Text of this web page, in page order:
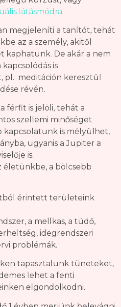
látásmódra.
megjeleníti a tanítót, tehát
az a személy, akitől
kaphatunk. De akár a nem
is
pl. meditáción keresztül
révén.
férfit is jelöli, tehát a
szellemi minőséget
kapcsolatunk is mélyülhet,
ugyanis a Jupiter a
is.
életünkbe, a bölcsebb
érintett területeink
a mellkas, a tüdő,
idegrendszeri
problémák.
tapasztalunk tüneteket,
lehet a fenti
elgondolkodni.